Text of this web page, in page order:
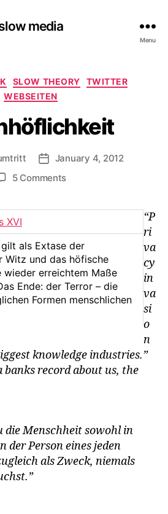
media
Menu
Categories
SLOW THEORY
TWITTER
WEBSEITEN
Post
date
January 4, 2012
5 Commentson
als Extase der
Witz und das höfische
erreichtem Maße
Ende: der Terror – die
Formen menschlichen
“P
ri
va
cy
in
va
si
o
n
knowledge industries.”
banks record about us, the
die Menschheit sowohl in
der Person eines jeden
als Zweck, niemals